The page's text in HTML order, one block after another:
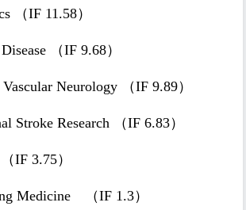
IF 11.58）
（IF 9.68）
Neurology （IF 9.89）
Research （IF 6.83）
3.75）
Medicine （IF 1.3）